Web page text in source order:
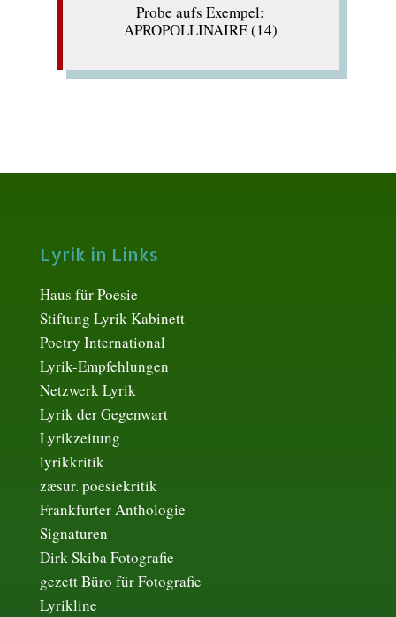
Probe aufs Exempel:
APROPOLLINAIRE (14)
Lyrik in Links
Haus für Poesie
Stiftung Lyrik Kabinett
Poetry International
Lyrik-Empfehlungen
Netzwerk Lyrik
Lyrik der Gegenwart
Lyrikzeitung
lyrikkritik
zæsur. poesiekritik
Frankfurter Anthologie
Signaturen
Dirk Skiba Fotografie
gezett Büro für Fotografie
Lyrikline